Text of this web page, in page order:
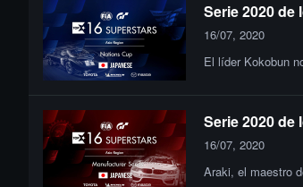
Serie 2020 de
16/07, 2020
El líder Kokobun
Serie 2020 de
16/07, 2020
Araki, el maestro